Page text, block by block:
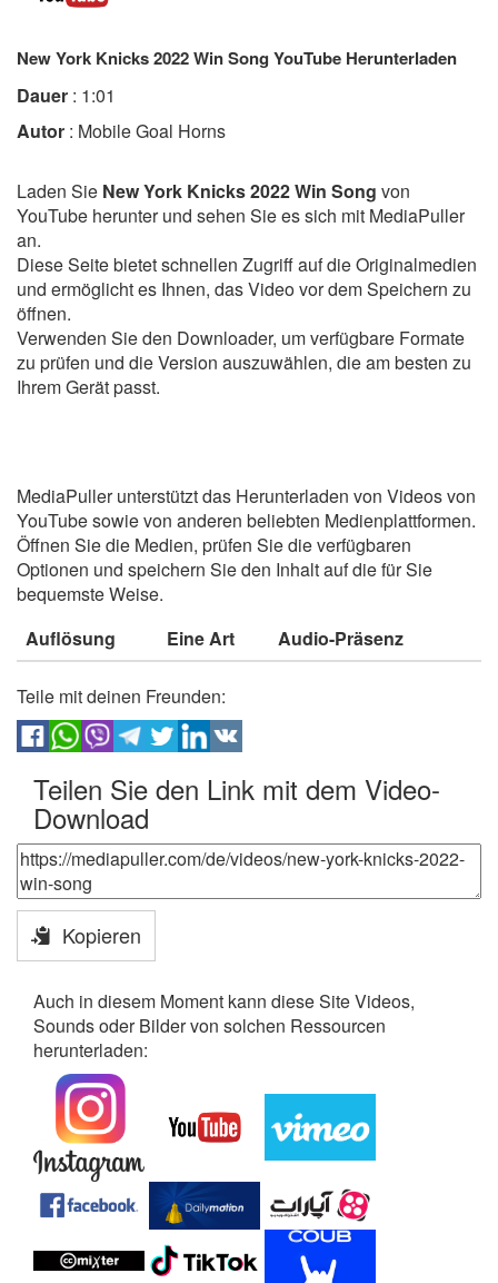
New York Knicks 2022 Win Song YouTube Herunterladen
Dauer : 1:01
Autor : Mobile Goal Horns
Laden Sie New York Knicks 2022 Win Song von
YouTube herunter und sehen Sie es sich mit MediaPuller
an.
Diese Seite bietet schnellen Zugriff auf die Originalmedien
und ermöglicht es Ihnen, das Video vor dem Speichern zu
öffnen.
Verwenden Sie den Downloader, um verfügbare Formate
zu prüfen und die Version auszuwählen, die am besten zu
Ihrem Gerät passt.
MediaPuller unterstützt das Herunterladen von Videos von
YouTube sowie von anderen beliebten Medienplattformen.
Öffnen Sie die Medien, prüfen Sie die verfügbaren
Optionen und speichern Sie den Inhalt auf die für Sie
bequemste Weise.
Auflösung
Eine Art Audio-Präsenz
Teile mit deinen Freunden:
Teilen Sie den Link mit dem Video-
Download
Kopieren
Auch in diesem Moment kann diese Site Videos,
Sounds oder Bilder von solchen Ressourcen
herunterladen: